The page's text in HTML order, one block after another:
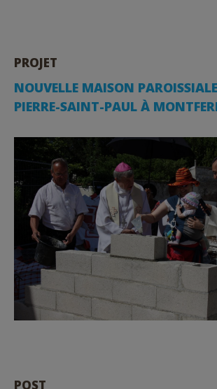
PROJET
NOUVELLE MAISON
PIERRE-SAINT-PAUL À
POST